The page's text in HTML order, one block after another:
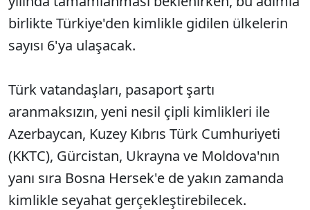
birlikte Türkiye'den kimlikle gidilen ülkelerin
sayısı 6'ya ulaşacak.
Türk vatandaşları, pasaport şartı
aranmaksızın, yeni nesil çipli kimlikleri ile
Azerbaycan, Kuzey Kıbrıs Türk Cumhuriyeti
(KKTC), Gürcistan, Ukrayna ve Moldova'nın
yanı sıra Bosna Hersek'e de yakın zamanda
kimlikle seyahat gerçekleştirebilecek.